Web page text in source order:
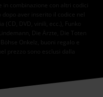
combinazione con altri codici
aver inserito il codice nel
DVD, vinili, ecc.), Funko
Die Ärzte, Die Toten
Onkelz, buoni regalo e
prezzo sono esclusi dalla